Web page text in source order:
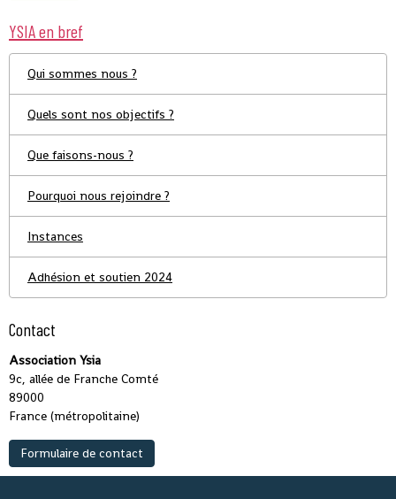
YSIA en bref
Qui sommes nous ?
Quels sont nos objectifs ?
Que faisons-nous ?
Pourquoi nous rejoindre ?
Instances
Adhésion et soutien 2024
Contact
Association Ysia
9c, allée de Franche Comté
89000
France (métropolitaine)
Formulaire de contact